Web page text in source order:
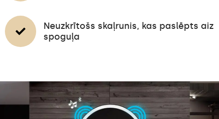
Neuzkrītošs skaļrunis, kas paslēpts aiz
spoguļa